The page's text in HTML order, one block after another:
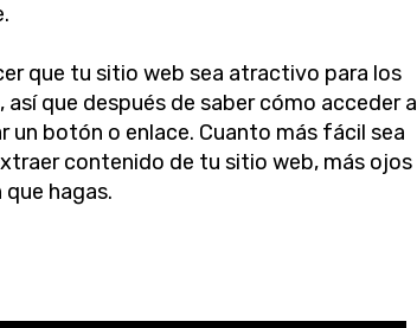
que tu sitio web sea atractivo para los
que después de saber cómo acceder a
un botón o enlace. Cuanto más fácil sea
contenido de tu sitio web, más ojos
hagas.